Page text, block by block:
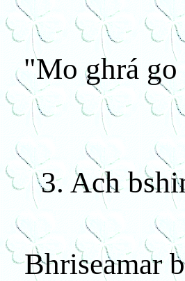
"Mo ghrá go
3. Ach
Bhriseamar